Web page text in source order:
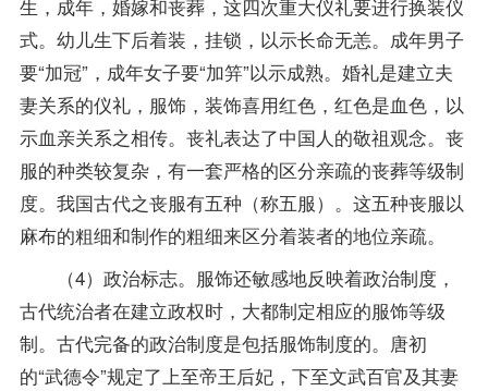
生，成年，婚嫁和丧葬，这四次重大仪礼要进行换装仪
式。幼儿生下后着装，挂锁，以示长命无恙。成年男子
要“加冠”，成年女子要“加笄”以示成熟。婚礼是建立夫
妻关系的仪礼，服饰，装饰喜用红色，红色是血色，以
示血亲关系之相传。丧礼表达了中国人的敬祖观念。丧
服的种类较复杂，有一套严格的区分亲疏的丧葬等级制
度。我国古代之丧服有五种（称五服）。这五种丧服以
麻布的粗细和制作的粗细来区分着装者的地位亲疏。
（4）政治标志。服饰还敏感地反映着政治制度，
古代统治者在建立政权时，大都制定相应的服饰等级
制。古代完备的政治制度是包括服饰制度的。唐初
的“武德令”规定了上至帝王后妃，下至文武百官及其妻